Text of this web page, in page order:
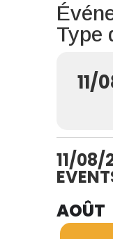
Type
11/
11/08/
AOÛT